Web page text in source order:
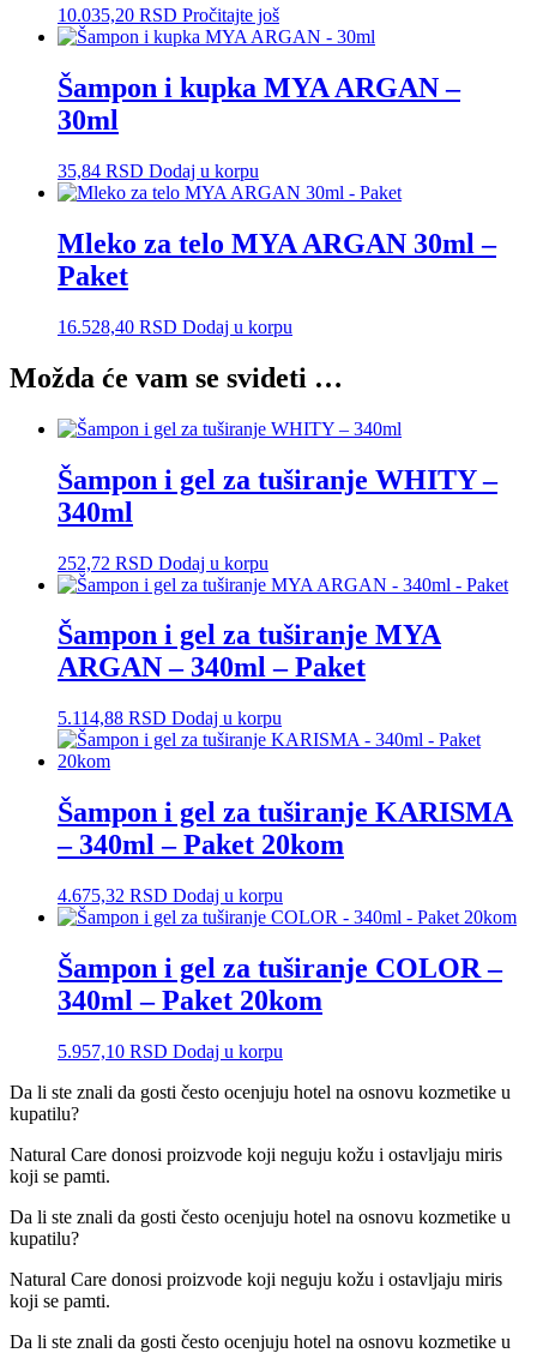
10.035,20 RSD Pročitajte još
Šampon i kupka MYA ARGAN –
30ml
35,84 RSD Dodaj u korpu
Mleko za telo MYA ARGAN 30ml –
Paket
16.528,40 RSD Dodaj u korpu
Možda će vam se svideti …
Šampon i gel za tuširanje WHITY –
340ml
252,72 RSD Dodaj u korpu
Šampon i gel za tuširanje MYA
ARGAN – 340ml – Paket
5.114,88 RSD Dodaj u korpu
Šampon i gel za tuširanje KARISMA
– 340ml – Paket 20kom
4.675,32 RSD Dodaj u korpu
Šampon i gel za tuširanje COLOR –
340ml – Paket 20kom
5.957,10 RSD Dodaj u korpu
Da li ste znali da gosti često ocenjuju hotel na osnovu kozmetike u
kupatilu?
Natural Care donosi proizvode koji neguju kožu i ostavljaju miris
koji se pamti.
Da li ste znali da gosti često ocenjuju hotel na osnovu kozmetike u
kupatilu?
Natural Care donosi proizvode koji neguju kožu i ostavljaju miris
koji se pamti.
Da li ste znali da gosti često ocenjuju hotel na osnovu kozmetike u